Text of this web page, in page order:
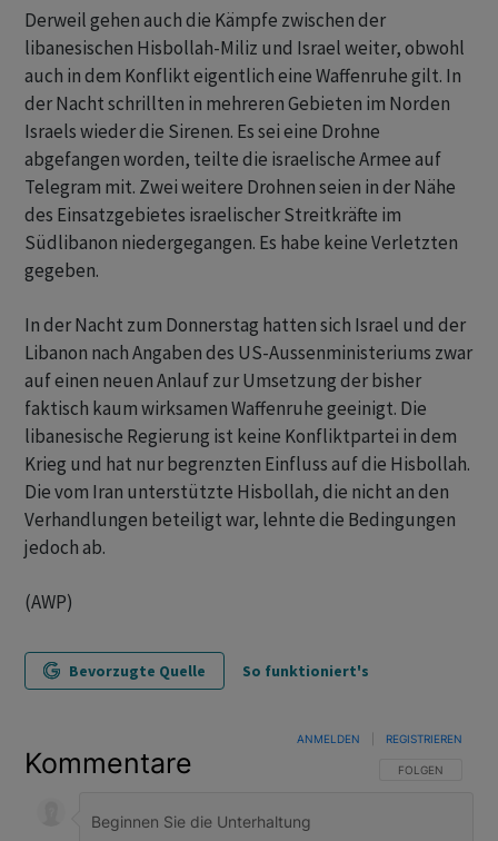
Derweil gehen auch die Kämpfe zwischen der
libanesischen Hisbollah-Miliz und Israel weiter, obwohl
auch in dem Konflikt eigentlich eine Waffenruhe gilt. In
der Nacht schrillten in mehreren Gebieten im Norden
Israels wieder die Sirenen. Es sei eine Drohne
abgefangen worden, teilte die israelische Armee auf
Telegram mit. Zwei weitere Drohnen seien in der Nähe
des Einsatzgebietes israelischer Streitkräfte im
Südlibanon niedergegangen. Es habe keine Verletzten
gegeben.
In der Nacht zum Donnerstag hatten sich Israel und der
Libanon nach Angaben des US-Aussenministeriums zwar
auf einen neuen Anlauf zur Umsetzung der bisher
faktisch kaum wirksamen Waffenruhe geeinigt. Die
libanesische Regierung ist keine Konfliktpartei in dem
Krieg und hat nur begrenzten Einfluss auf die Hisbollah.
Die vom Iran unterstützte Hisbollah, die nicht an den
Verhandlungen beteiligt war, lehnte die Bedingungen
jedoch ab.
(AWP)
Bevorzugte Quelle So funktioniert's
Kommentare FOLGE DIESER
FOLGEN
ANMELDEN REGISTRIEREN